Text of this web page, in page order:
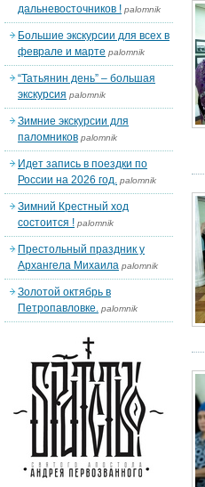
дальневосточников ! palomnik
Большие экскурсии для всех в
феврале и марте palomnik
“Татьянин день” – большая
экскурсия palomnik
Зимние экскурсии для
паломников palomnik
Идет запись в поездки по
России на 2026 год. palomnik
Зимний Крестный ход
состоится ! palomnik
Престольный праздник у
Архангела Михаила palomnik
Золотой октябрь в
Петропавловке. palomnik